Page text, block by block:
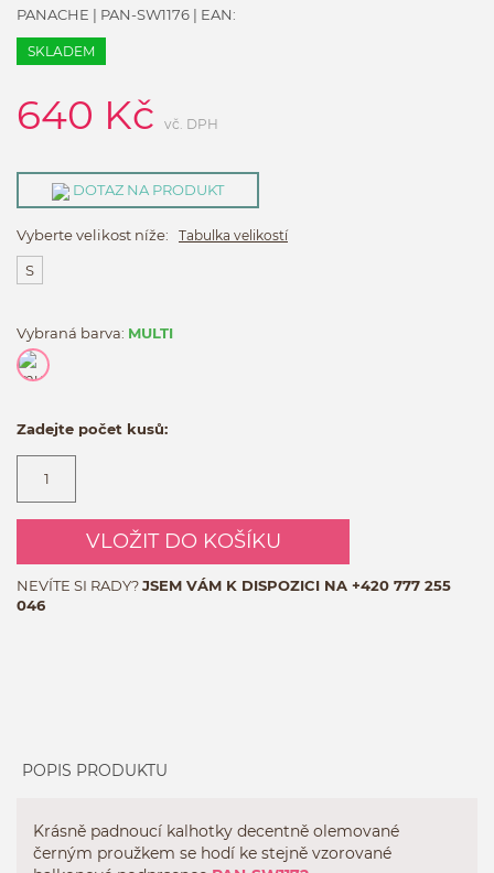
PANACHE | PAN-SW1176 | EAN:
SKLADEM
640 Kč vč. DPH
DOTAZ NA PRODUKT
Vyberte velikost níže: Tabulka velikostí
S
Vybraná barva: MULTI
Zadejte počet kusů:
VLOŽIT DO KOŠÍKU
NEVÍTE SI RADY?JSEM VÁM K DISPOZICI NA +420 777 255
046
POPIS PRODUKTU
Krásně padnoucí kalhotky decentně olemované
černým proužkem se hodí ke stejně vzorované